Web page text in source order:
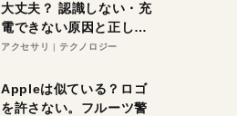
大丈夫？ 認識しない・充
電できない原因と正しい
対策
アクセサリ テクノロジー
Appleは似ている？ロゴ
を許さない。フルーツ警